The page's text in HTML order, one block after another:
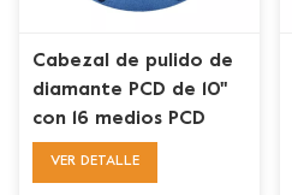
Cabezal de pulido de
diamante PCD de 10''
con 16 medios PCD
para eliminación de
VER DETALLE